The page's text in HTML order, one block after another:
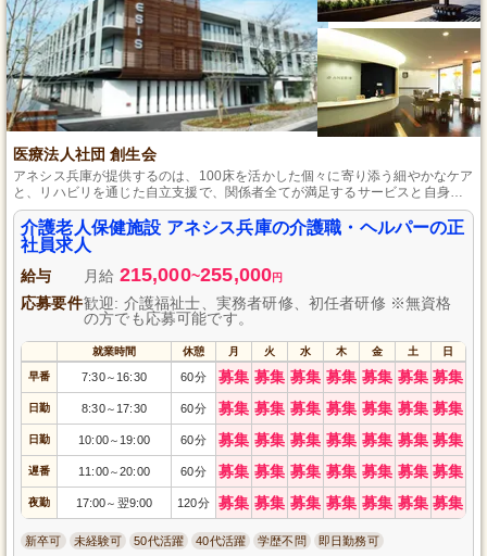
医療法人社団 創生会
アネシス兵庫が提供するのは、100床を活かした個々に寄り添う細やかなケア
と、リハビリを通じた自立支援で、関係者全てが満足するサービスと自身の
成長を体感できる環境です。”
介護老人保健施設 アネシス兵庫の介護職・ヘルパーの正
社員求人
給与 月給 215,000~255,000円
応募要件歓迎: 介護福祉士、実務者研修、初任者研修 ※無資格
の方でも応募可能です。
就業時間 休憩 月 火 水 木 金 土 日
早番 7:30～ 16:30 60分 募集 募集 募集 募集 募集 募集 募集
日勤 8:30～ 17:30 60分 募集 募集 募集 募集 募集 募集 募集
日勤 10:00～ 19:00 60分 募集 募集 募集 募集 募集 募集 募集
遅番 11:00～20:00 60分 募集 募集 募集 募集 募集 募集 募集
夜勤 17:00～ 翌9:00 120分 募集 募集 募集 募集 募集 募集 募集
新卒可 未経験可 50代活躍 40代活躍 学歴不問 即日勤務可